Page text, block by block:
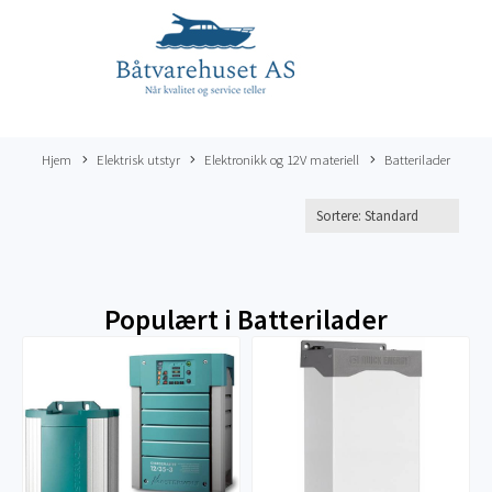
Hjem Elektrisk utstyr Elektronikk og 12V materiell Batterilader
Populært i Batterilader